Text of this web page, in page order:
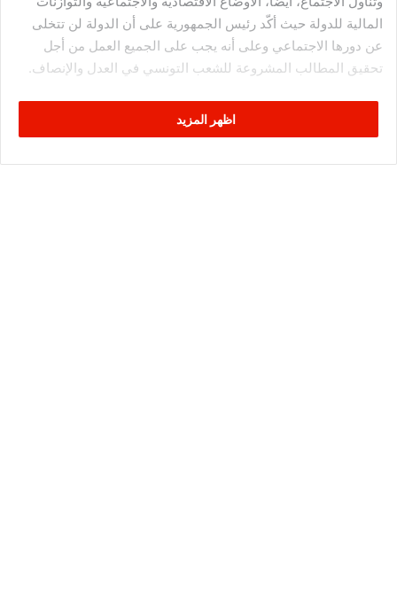
المالية للدولة حيث أكّد رئيس الجمهورية على أن الدولة لن تتخلى
عن دورها الاجتماعي وعلى أنه يجب على الجميع العمل من أجل
تحقيق المطالب المشروعة للشعب التونسي في العدل والإنصاف.
اظهر المزيد